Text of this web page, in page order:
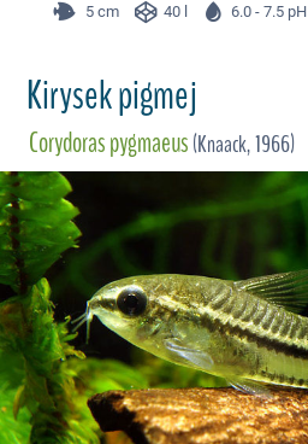
5 cm 40 l 6.0 - 7.5 pH
Kirysek pigmej
Corydoras pygmaeus(Knaack, 1966)